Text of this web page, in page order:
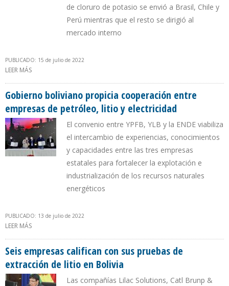
de cloruro de potasio se envió a Brasil, Chile y
Perú mientras que el resto se dirigió al
mercado interno
PUBLICADO: 15 de julio de 2022
LEER MÁS
Gobierno boliviano propicia cooperación entre
empresas de petróleo, litio y electricidad
El convenio entre YPFB, YLB y la ENDE viabiliza
el intercambio de experiencias, conocimientos
y capacidades entre las tres empresas
estatales para fortalecer la explotación e
industrialización de los recursos naturales
energéticos
PUBLICADO: 13 de julio de 2022
LEER MÁS
Seis empresas califican con sus pruebas de
extracción de litio en Bolivia
Las compañías Lilac Solutions, Catl Brunp &